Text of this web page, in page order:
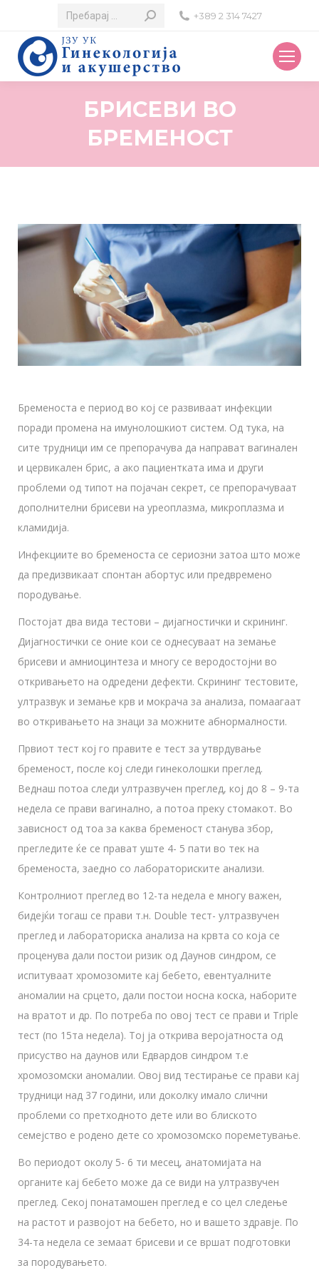
Search:
+389 2 314 7427
БРИСЕВИ ВО
БРЕМЕНОСТ
Бременоста е период во кој се развиваат инфекции
поради промена на имунолошкиот систем. Од тука, на
сите трудници им се препорачува да направат вагинален
и цервикален брис, а ако пациентката има и други
проблеми од типот на појачан секрет, се препорачуваат
дополнителни брисеви на уреоплазма, микроплазма и
кламидија.
Инфекциите во бременоста се сериозни затоа што може
да предизвикаат спонтан абортус или предвремено
породување.
Постојат два вида тестови – дијагностички и скрининг.
Дијагностички се оние кои се однесуваат на земање
брисеви и амниоцинтеза и многу се веродостојни во
откривањето на одредени дефекти. Скрининг тестовите,
ултразвук и земање крв и мокрача за анализа, помаагаат
во откривањето на знаци за можните абнормалности.
Првиот тест кој го правите е тест за утврдување
бременост, после кој следи гинеколошки преглед.
Веднаш потоа следи ултразвучен преглед, кој до 8 – 9-та
недела се прави вагинално, а потоа преку стомакот. Во
зависност од тоа за каква бременост станува збор,
прегледите ќе се прават уште 4- 5 пати во тек на
бременоста, заедно со лабораториските анализи.
Контролниот преглед во 12-та недела е многу важен,
бидејќи тогаш се прави т.н. Double тест- ултразвучен
преглед и лабораториска анализа на крвта со која се
проценува дали постои ризик од Даунов синдром, се
испитуваат хромозомите кај бебето, евентуалните
аномалии на срцето, дали постои носна коска, наборите
на вратот и др. По потреба по овој тест се прави и Triple
тест (по 15та недела). Тој ја открива веројатноста од
присуство на даунов или Едвардов синдром т.е
хромозомски аномалии. Овој вид тестирање се прави кај
трудници над 37 години, или доколку имало слични
проблеми со претходното дете или во блиското
семејство е родено дете со хромозомско пореметување.
Во периодот околу 5- 6 ти месец, анатомијата на
органите кај бебето може да се види на ултразвучен
преглед. Секој понатамошен преглед е со цел следење
на растот и развојот на бебето, но и вашето здравје. По
34-та недела се земаат брисеви и се вршат подготовки
за породувањето.